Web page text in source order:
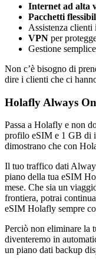
Internet ad alta
Pacchetti
Assistenza clienti
VPN per
Gestione
Non c’è bisogno di
dire i clienti che ci
Holafly Always
Passa a Holafly e non
profilo eSIM e 1 GB di
dimostrano che con
Il tuo traffico dati
piano della tua eSIM
mese. Che sia un
frontiera, potrai
eSIM Holafly sempre
Perciò non eliminare la
diventeremo in
un piano dati backup